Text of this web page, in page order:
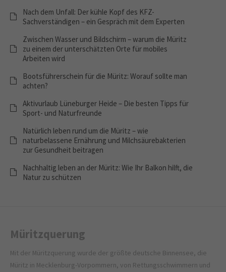
Nach dem Unfall: Der kühle Kopf des KFZ-
Sachverständigen – ein Gespräch mit dem Experten
Zwischen Wasser und Bildschirm – warum die Müritz
zu einem der unterschätzten Orte für mobiles
Arbeiten wird
Bootsführerschein für die Müritz: Worauf sollte man
achten?
Aktivurlaub Lüneburger Heide – Die besten Tipps für
Sport- und Naturfreunde
Natürlich leben rund um die Müritz – wie
naturbelassene Ernährung und Milchsäurebakterien
zur Gesundheit beitragen
Nachhaltig leben an der Müritz: Wie Ihr Balkon hilft, die
Natur zu schützen
Müritzquerung
Mit der Müritzquerung wurde der größte deutsche Binnensee, die
Müritz in Mecklenburg-Vorpommern, von Rettungsschwimmern und